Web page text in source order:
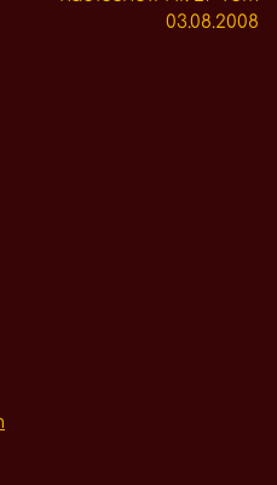
03.08.2008